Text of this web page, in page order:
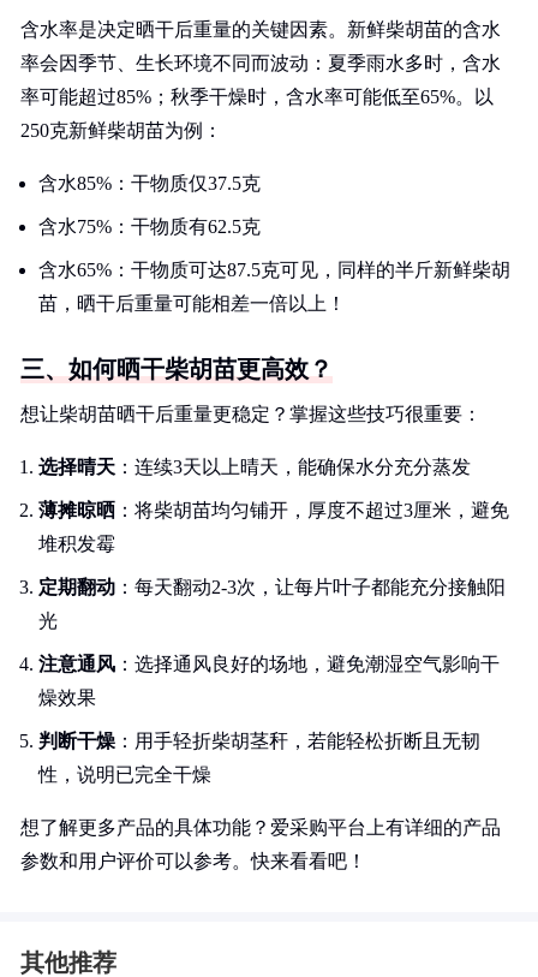
含水率是决定晒干后重量的关键因素。新鲜柴胡苗的含水
率会因季节、生长环境不同而波动：夏季雨水多时，含水
率可能超过85%；秋季干燥时，含水率可能低至65%。以
250克新鲜柴胡苗为例：
含水85%：干物质仅37.5克
含水75%：干物质有62.5克
含水65%：干物质可达87.5克可见，同样的半斤新鲜柴胡
苗，晒干后重量可能相差一倍以上！
三、如何晒干柴胡苗更高效？
想让柴胡苗晒干后重量更稳定？掌握这些技巧很重要：
选择晴天 ：连续3天以上晴天，能确保水分充分蒸发
薄摊晾晒 ：将柴胡苗均匀铺开，厚度不超过3厘米，避免
堆积发霉
定期翻动 ：每天翻动2-3次，让每片叶子都能充分接触阳
光
注意通风 ：选择通风良好的场地，避免潮湿空气影响干
燥效果
判断干燥 ：用手轻折柴胡茎秆，若能轻松折断且无韧
性，说明已完全干燥
想了解更多产品的具体功能？爱采购平台上有详细的产品
参数和用户评价可以参考。快来看看吧！
其他推荐